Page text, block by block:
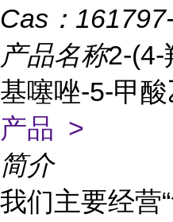
Cas：
产品名称2-(4-
基噻唑-5-甲
产品 >
简介
我们主要经营